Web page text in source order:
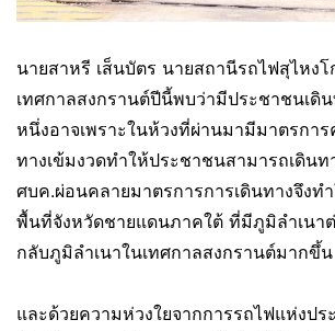
นายสาหรี เส็นบัตร นายสถานีรถไฟสุไหง
เทศกาลสงกรานต์ปีนี้พบว่ามีประชาชนเดิ
หนึ่งอาจเพราะในห้วงที่ผ่านมามีมาตรกา
ทางเข้มงวดทำให้ประชาชนสามารถเดินท
ศบค.ผ่อนคลายมาตรการการเดินทางจึงท
พื้นที่จังหวัดชายแดนภาคใต้ ที่มีภูมิลำเนา
กลับภูมิลำเนาในเทศกาลสงกรานต์มากขึ้น
และด้วยความห่วงใยจากการรถไฟแห่งปร